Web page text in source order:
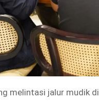
melintasi jalur mudik